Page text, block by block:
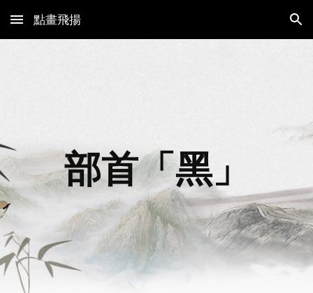
Skip to main content Skip to navigation
點畫飛揚
部首「黑」